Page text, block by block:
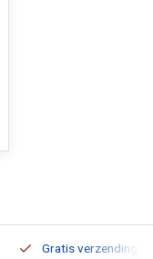
Gratis verzending